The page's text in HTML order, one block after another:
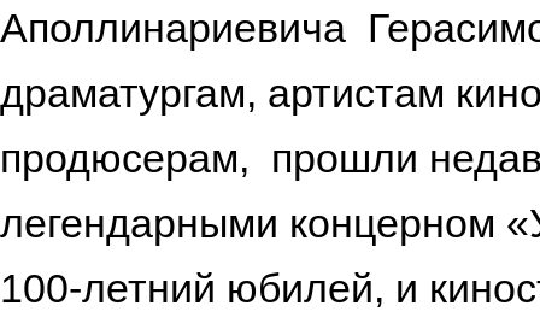
Аполлинариевича
драматургам, артистам
продюсерам, прошли
легендарными концерном
100-летний юбилей, и